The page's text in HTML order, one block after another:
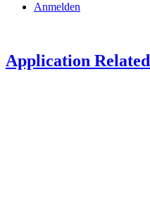
Anmelden
Application Related